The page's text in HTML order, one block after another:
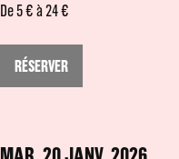
De 5 € à 24 €
RÉSERVER